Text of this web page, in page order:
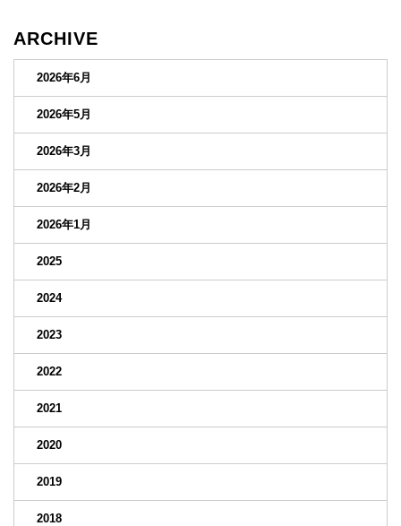
ARCHIVE
2026年6月
2026年5月
2026年3月
2026年2月
2026年1月
2025
2024
2023
2022
2021
2020
2019
2018